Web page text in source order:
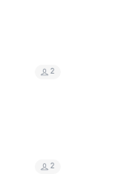
2
2